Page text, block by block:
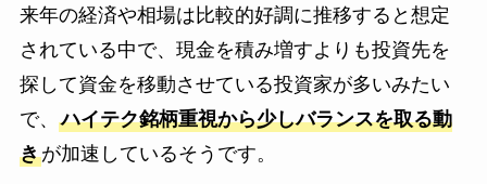
来年の経済や相場は比較的好調に推移すると想定
されている中で、現金を積み増すよりも投資先を
探して資金を移動させている投資家が多いみたい
で、 ハイテク銘柄重視から少しバランスを取る動
きが加速しているそうです。